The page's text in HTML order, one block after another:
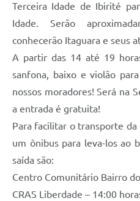
Terceira Idade de Ibirité
Idade. Serão
conhecerão Itaguara e seus
A partir das 14 até 19
sanfona, baixo e violão
nossos moradores! Será na
a entrada é gratuita!
Para facilitar o transporte da
um ônibus para leva-los ao
saída são:
Centro Comunitário Bairro
CRAS Liberdade – 14:00